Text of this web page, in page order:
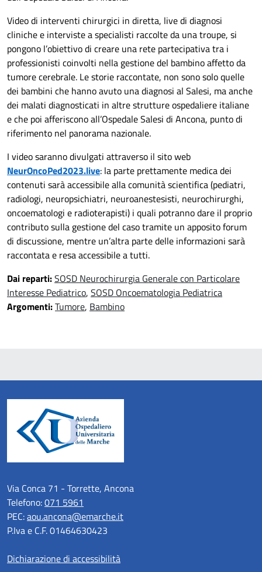
Video di interventi chirurgici in diretta, live di diagnosi
cliniche e interviste a specialisti raccolte da una troupe, si
pongono l’obiettivo di creare una rete partecipativa tra i
professionisti coinvolti nella gestione del bambino affetto da
tumore cerebrale. Le storie raccontate, non sono solo quelle
dei bambini che hanno avuto una diagnosi al Salesi, ma anche
dei malati diagnosticati in altre strutture ospedaliere italiane
e che poi afferiscono all’Ospedale Salesi di Ancona, punto di
riferimento nel panorama nazionale.
I video saranno divulgati attraverso il sito web
NeurOncoPed2023.live: la parte prettamente medica dei
contenuti sarà accessibile alla comunità scientifica (pediatri,
radiologi, neuropsichiatri, neuroanestesisti, neurochirurghi,
oncoematologi e radioterapisti) i quali potranno dare il proprio
contributo sulla gestione del caso tramite un apposito forum
di discussione, mentre un’altra parte delle informazioni sarà
raccontata e resa accessibile a tutti.
Dai reparti:SOSD Neurochirurgia Generale con Particolare
Interesse Pediatrico, SOSD Oncoematologia Pediatrica
Argomenti:Tumore, Bambino
Via Conca 71 - Torrette, Ancona
Telefono:071 5961
PEC:aou.ancona@emarche.it
P.Iva e C.F. 01464630423
Dichiarazione di accessibilità